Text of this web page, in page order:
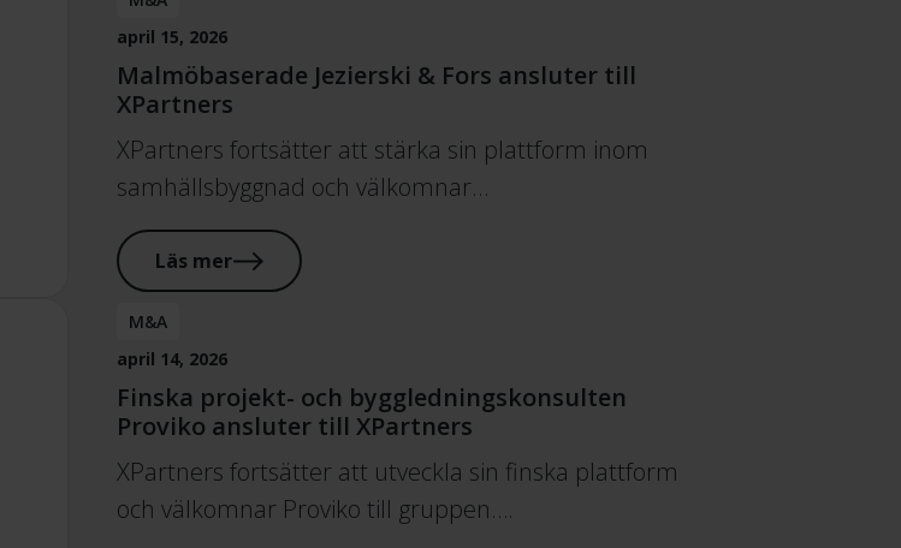
april 15, 2026
Malmöbaserade Jezierski & Fors ansluter till
XPartners
XPartners fortsätter att stärka sin plattform inom
samhällsbyggnad och välkomnar…
Läs mer
M&A
april 14, 2026
Finska projekt- och byggledningskonsulten
Proviko ansluter till XPartners
XPartners fortsätter att utveckla sin finska plattform
och välkomnar Proviko till gruppen….